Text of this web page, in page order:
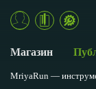
Магазин
MriyaRun —